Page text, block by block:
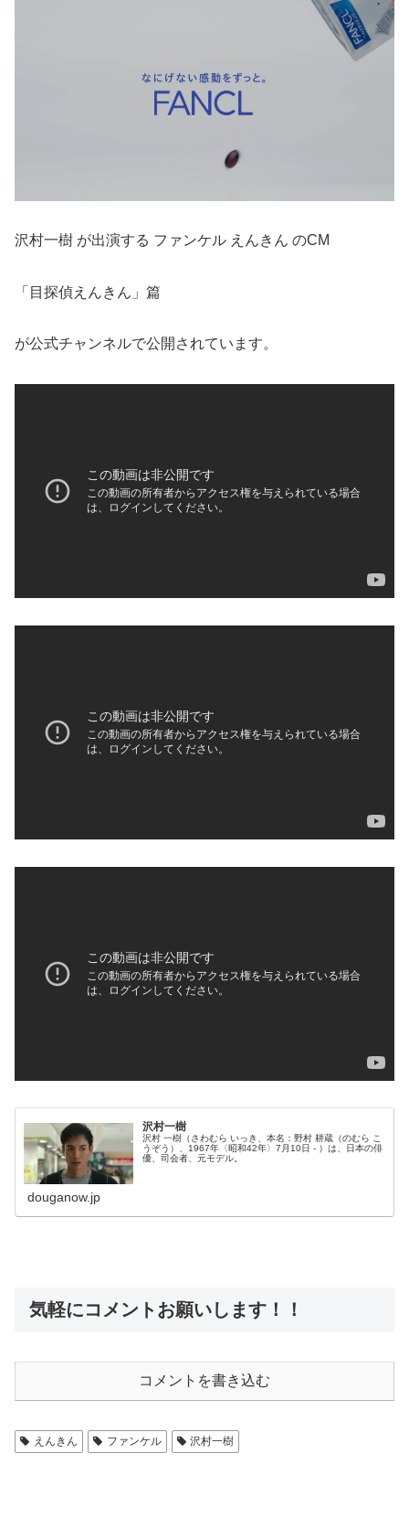
沢村一樹 が出演する ファンケル えんきん のCM
「目探偵えんきん」篇
が公式チャンネルで公開されています。
沢村一樹
沢村 一樹（さわむら いっき、本名：野村 耕蔵（のむら こ
うぞう）、1967年〈昭和42年〉7月10日 - ）は、日本の俳
優、司会者、元モデル。
douganow.jp
気軽にコメントお願いします！！
コメントを書き込む
えんきん ファンケル 沢村一樹